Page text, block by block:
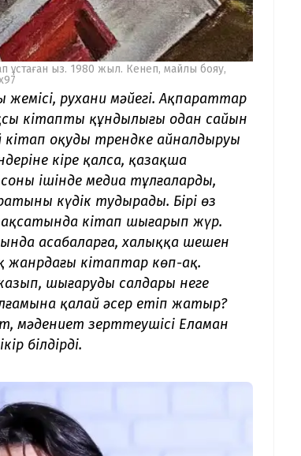
ұстаған қыз. 1980 жыл. Кенеп, майлы бояу,
рухани мәйегі. Ақпараттар
кітаптың құндылығы одан сайын
кітап оқуды трендке айналдыруы
кіре қалсаң, қазақша
ішінде медиа тұлғалардың,
күдік тудырады. Бірі өз
кітап шығарып жүр.
асабаларға, халыққа шешен
жанрдағы кітаптар көп-ақ.
шығарудың салдары неге
қалай әсер етіп жатыр?
мәдениет зерттеушісі Еламан
білдірді.